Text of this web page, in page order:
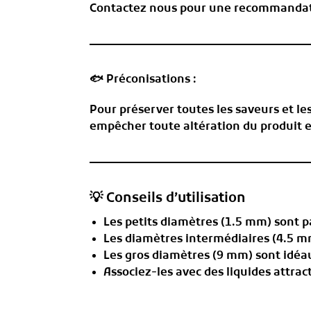
Contactez nous pour une
🐟 Préconisations :
Pour préserver toutes les saveurs et
empêcher toute altération du produit
💡 Conseils d’utilisation
Les petits diamètres (1.5 mm) sont
Les diamètres intermédiaires (4.5
Les gros diamètres (9 mm) sont
Associez-les avec des liquides